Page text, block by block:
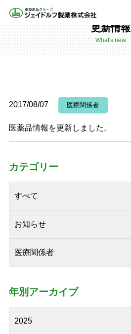
更新情報
What's new
2017/08/07 医療関係者
医薬品情報を更新しました。
カテゴリー
すべて
お知らせ
医療関係者
年別アーカイブ
2025